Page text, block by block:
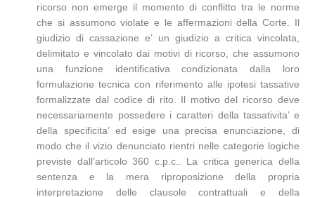
ricorso non emerge il momento di conflitto tra le norme
che si assumono violate e le affermazioni della Corte. Il
giudizio di cassazione e’ un giudizio a critica vincolata,
delimitato e vincolato dai motivi di ricorso, che assumono
una funzione identificativa condizionata dalla loro
formulazione tecnica con riferimento alle ipotesi tassative
formalizzate dal codice di rito. Il motivo del ricorso deve
necessariamente possedere i caratteri della tassativita’ e
della specificita’ ed esige una precisa enunciazione, di
modo che il vizio denunciato rientri nelle categorie logiche
previste dall’articolo 360 c.p.c.. La critica generica della
sentenza e la mera riproposizione della propria
interpretazione delle clausole contrattuali e della